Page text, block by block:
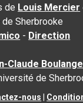
de Louis Mercier
Sherbrooke
- Direction
Claude
de
nous